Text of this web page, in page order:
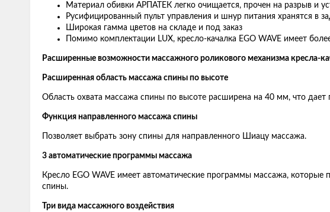
Материал обивки АРПАТЕК легко очищается, прочен на разрыв и
Русифицированный пульт управления и шнур питания хранятся в
Широкая гамма цветов на складе и под заказ
Помимо комплектации LUX, кресло-качалка EGO WAVE имеет
Расширенные возможности массажного роликового механизма кресла-
Расширенная область массажа спины по высоте
Область охвата массажа спины по высоте расширена на 40 мм, что
Функция направленного массажа спины
Позволяет выбрать зону спины для направленного Шиацу массажа.
3 автоматические программы массажа
Кресло EGO WAVE имеет автоматические программы массажа,
спины.
Три вида массажного воздействия